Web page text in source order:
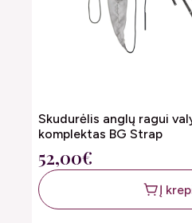
Skudurėlis anglų ragui
komplektas BG Strap
52,00€
Į